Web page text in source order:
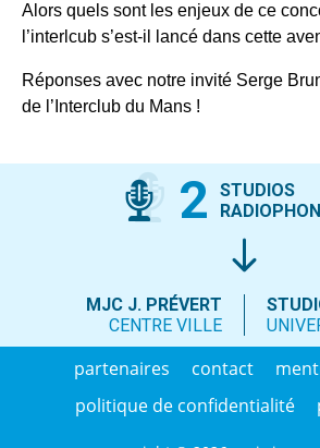
Alors quels sont les enjeux de ce
l’interlcub s’est-il lancé dans cette
Réponses avec notre invité Serge
de l’Interclub du Mans !
2
STUDIOS
MJC J. PRÉVERT
CENTRE VILLE
partenaires contact
politique de confidentialité